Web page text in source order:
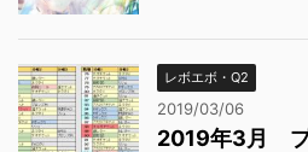
レボエボ・Q2
2019/03/06
2019年3月 プ